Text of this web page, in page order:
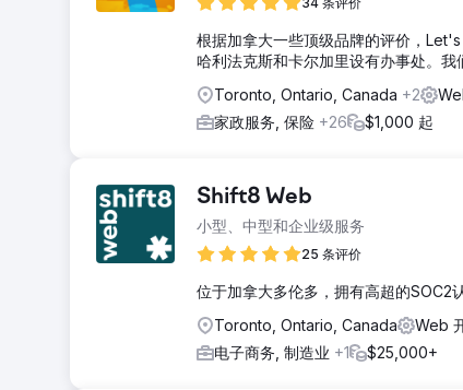
根据加拿大一些顶级品牌的评价，
哈利法克斯和卡尔加里设有办事处。我
Toronto, Ontario, Canada +2
家政服务, 保险 +26 $1,000 起
Shift8 Web
小型、中型和企业级服务
25 条评价
位于加拿大多伦多，拥有高超的SOC2
Toronto, Ontario, Canada
Web
电子商务, 制造业 +1 $25,000+